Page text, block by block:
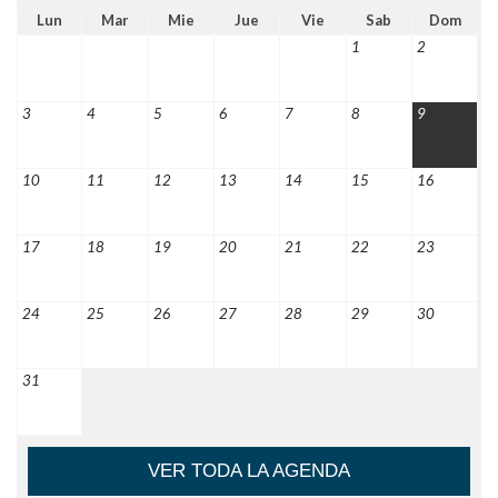
Lun Mar Mie Jue Vie Sab
Dom
1
2
3 4 5 6 7 8 9
10 11 12 13 14 15 16
17 18 19 20 21 22 23
24 25 26 27 28 29 30
31
VER TODA LA AGENDA